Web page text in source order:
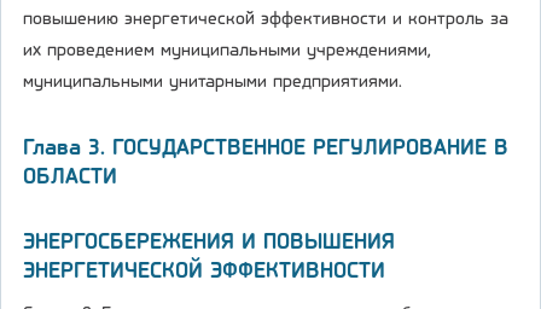
повышению энергетической эффективности и контроль за
их проведением муниципальными учреждениями,
муниципальными унитарными предприятиями.
Глава 3. ГОСУДАРСТВЕННОЕ РЕГУЛИРОВАНИЕ В
ОБЛАСТИ
ЭНЕРГОСБЕРЕЖЕНИЯ И ПОВЫШЕНИЯ
ЭНЕРГЕТИЧЕСКОЙ ЭФФЕКТИВНОСТИ